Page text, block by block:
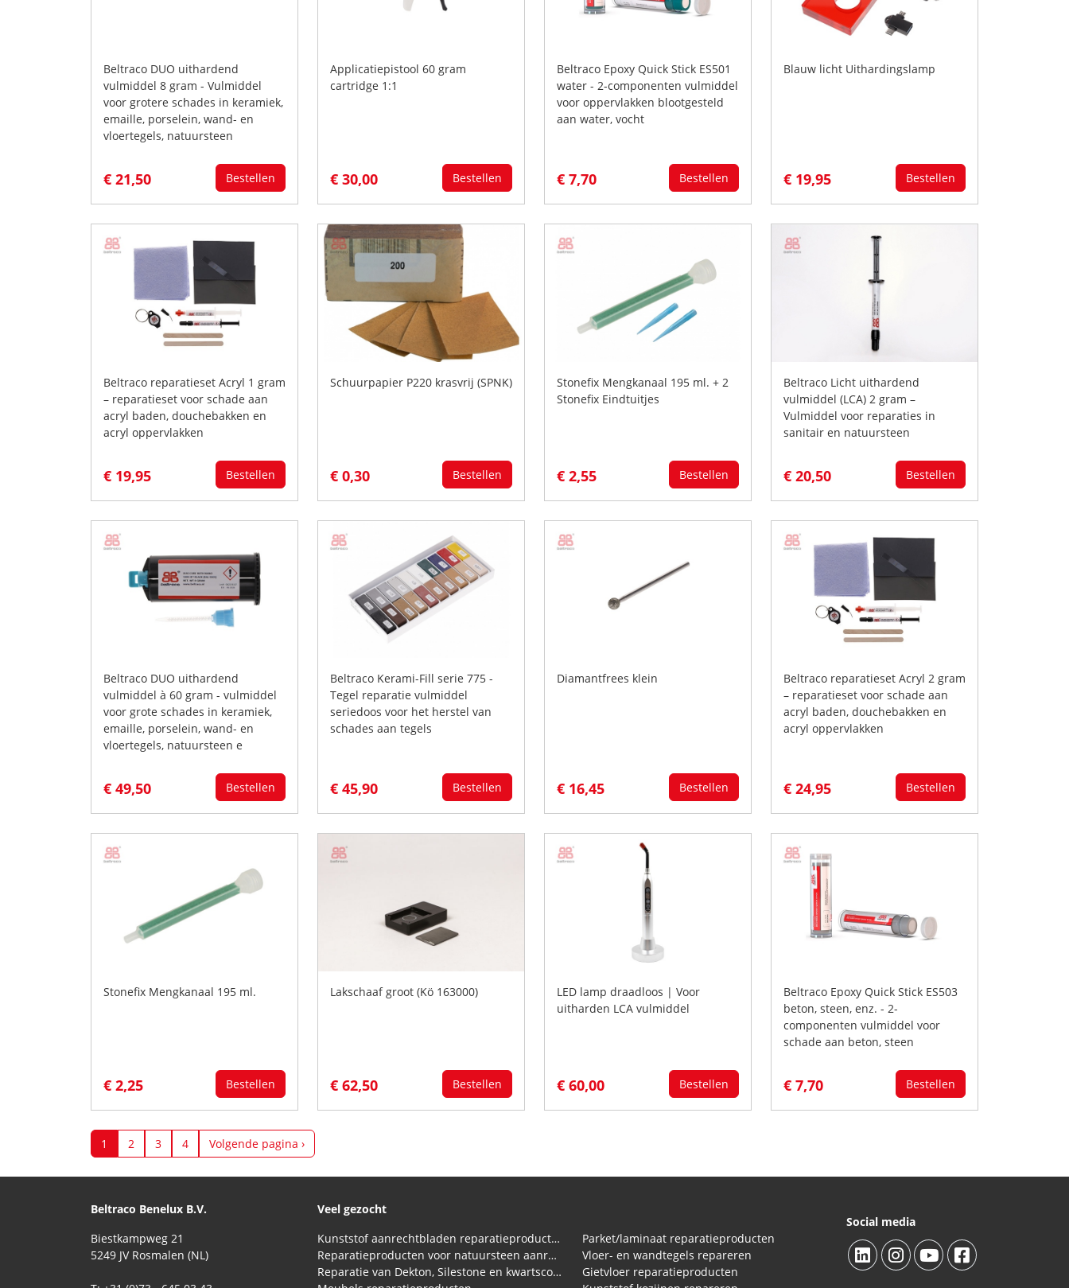
Beltraco DUO uithardend
vulmiddel 8 gram - Vulmiddel
voor grotere schades in keramiek,
emaille, porselein, wand- en
vloertegels, natuursteen
€ 21,50 Bestellen
Applicatiepistool 60 gram
cartridge 1:1
€ 30,00 Bestellen
Beltraco Epoxy Quick Stick ES501
water - 2-componenten vulmiddel
voor oppervlakken blootgesteld
aan water, vocht
€ 7,70 Bestellen
Blauw licht Uithardingslamp
€ 19,95 Bestellen
Beltraco reparatieset Acryl 1 gram
– reparatieset voor schade aan
acryl baden, douchebakken en
acryl oppervlakken
€ 19,95 Bestellen
Schuurpapier P220 krasvrij (SPNK)
€ 0,30 Bestellen
Stonefix Mengkanaal 195 ml. + 2
Stonefix Eindtuitjes
€ 2,55 Bestellen
Beltraco Licht uithardend
vulmiddel (LCA) 2 gram –
Vulmiddel voor reparaties in
sanitair en natuursteen
€ 20,50 Bestellen
Beltraco DUO uithardend
vulmiddel à 60 gram - vulmiddel
voor grote schades in keramiek,
emaille, porselein, wand- en
vloertegels, natuursteen e
€ 49,50 Bestellen
Beltraco Kerami-Fill serie 775 -
Tegel reparatie vulmiddel
seriedoos voor het herstel van
schades aan tegels
€ 45,90 Bestellen
Diamantfrees klein
€ 16,45 Bestellen
Beltraco reparatieset Acryl 2 gram
– reparatieset voor schade aan
acryl baden, douchebakken en
acryl oppervlakken
€ 24,95 Bestellen
Stonefix Mengkanaal 195 ml.
€ 2,25 Bestellen
Lakschaaf groot (Kö 163000)
€ 62,50 Bestellen
LED lamp draadloos | Voor
uitharden LCA vulmiddel
€ 60,00 Bestellen
Beltraco Epoxy Quick Stick ES503
beton, steen, enz. - 2-
componenten vulmiddel voor
schade aan beton, steen
€ 7,70 Bestellen
1 2 3 4 Volgende pagina ›
Beltraco Benelux B.V.
Biestkampweg 21
5249 JV Rosmalen (NL)
Veel gezocht
Kunststof aanrechtbladen reparatieproducten (HPL en Volkern)
Reparatieproducten voor natuursteen aanrechtblad
Reparatie van Dekton, Silestone en kwartscomposiet aanrechtbladen
Parket/laminaat reparatieproducten
Vloer- en wandtegels repareren
Gietvloer reparatieproducten
Social media